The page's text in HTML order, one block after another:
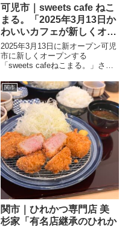
可児市｜sweets cafe ねこ
まる。「2025年3月13日か
わいいカフェが新しくオー
プン！」
2025年3月13日に新オープン可児
市に新しくオープンする
「sweets cafeねこまる。」さ
ェは、可愛いねこクッキーがテー
ブルを賑やかにしてくれます♪限
定12食の季節限定のミニミニプ
レート「季節限定のミニミ...
関市
関市｜ひれかつ専門店 美
杉家「有名店継承のひれか